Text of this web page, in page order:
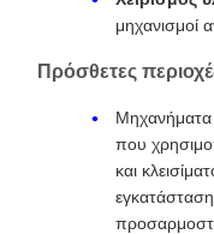
μηχανισμοί
Πρόσθετες
Μηχανήματα
που
και